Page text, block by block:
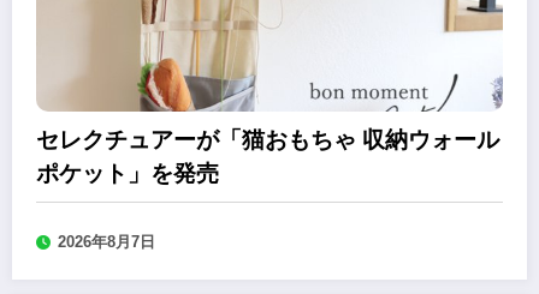
セレクチュアーが「猫おもちゃ 収納ウォール
ポケット」を発売
2026年8月7日